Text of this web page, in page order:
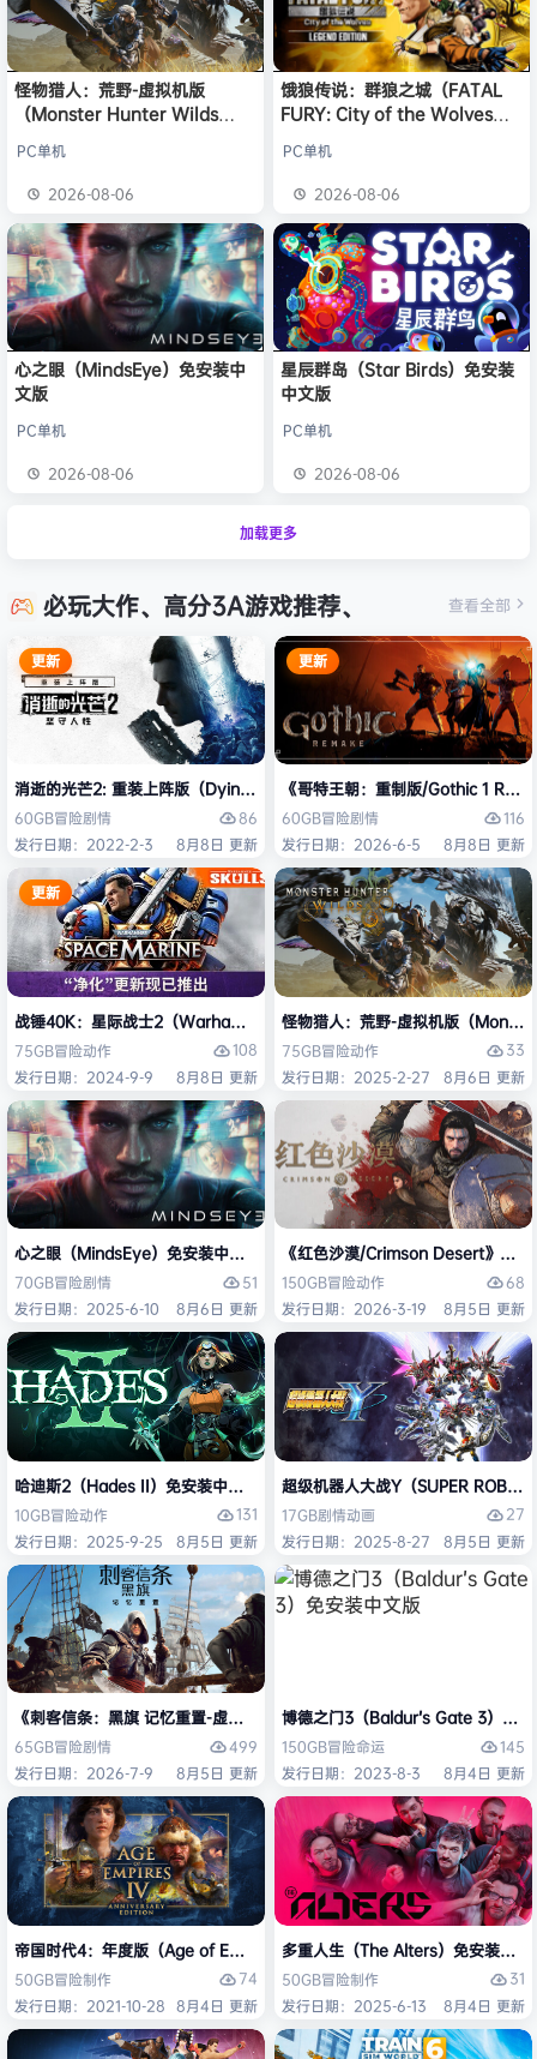
怪物猎人：荒野-虚拟机版
（Monster Hunter Wilds
PC单机
2026-08-06
饿狼传说：群狼之城（FATAL
FURY: City of the Wolves）
PC单机
2026-08-06
心之眼（MindsEye）免安装中
文版
PC单机
2026-08-06
星辰群岛（Star Birds）免安装
中文版
PC单机
2026-08-06
加载更多
必玩大作、高分3A游戏推荐、 查看全部
更新
消逝的光芒2: 重装上阵版（Dying Light 2 Stay Human: Reloaded
60GB冒险剧情
86
发行日期：2022-2-3
8月8日 更新
更新
《哥特王朝：重制版/Gothic 1
60GB冒险剧情
116
发行日期：2026-6-5
8月8日 更新
更新
战锤40K：星际战士2（Warhammer 40,000: Space Marine 2）免安装
75GB冒险动作
108
发行日期：2024-9-9
8月8日 更新
怪物猎人：荒野-虚拟机版（
75GB冒险动作
33
发行日期：2025-2-27
8月6日 更新
心之眼（MindsEye）免安装中文版
70GB冒险剧情
51
发行日期：2025-6-10
8月6日 更新
《红色沙漠/Crimson Desert》免安
150GB冒险动作
68
发行日期：2026-3-19
8月5日 更新
哈迪斯2（Hades II）免安装中文版
10GB冒险动作
131
发行日期：2025-9-25
8月5日 更新
超级机器人大战Y（SUPER
17GB剧情动画
27
发行日期：2025-8-27
8月5日 更新
《刺客信条：黑旗 记忆重置-虚拟机版/Assassin’s Creed Black Flag
65GB冒险剧情
499
发行日期：2026-7-9
8月5日 更新
博德之门3（Baldur’s Gate 3）免安
150GB冒险命运
145
发行日期：2023-8-3
8月4日 更新
帝国时代4：年度版（Age of Empires IV: Anniversary Edition）免安装
50GB冒险制作
74
发行日期：2021-10-28 8月4日 更新
多重人生（The Alters）免安装中文
50GB冒险制作
31
发行日期：2025-6-13
8月4日 更新